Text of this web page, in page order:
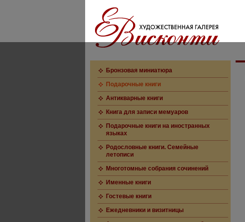
Бронзовая миниатюра
Подарочные книги
Антикварные книги
Книга для записи мемуаров
Подарочные книги на иностранных
языках
Родословные книги. Семейные
летописи
Многотомные собрания сочинений
Именные книги
Гостевые книги
Ежедневники и визитницы